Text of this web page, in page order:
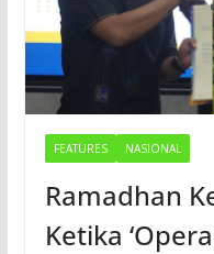
FEATURES NASIONAL
Ramadhan
Ketika